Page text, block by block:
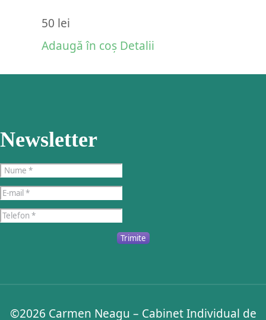
50 lei
Adaugă în coș Detalii
Newsletter
Trimite
©2026 Carmen Neagu – Cabinet Individual de